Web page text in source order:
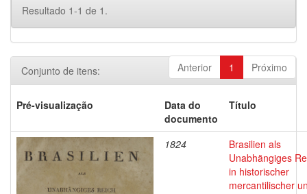
Resultado 1-1 de 1.
Anterior 1 Próximo
Conjunto de itens:
Pré-visualização
Data do
documento
Título
1824
Brasilien als
Unabhängiges
in historischer
mercantilischer